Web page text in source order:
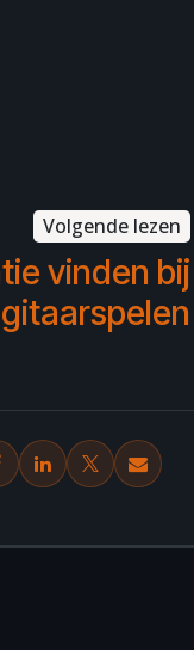
Volgende lezen
vinden bij
gitaarspelen